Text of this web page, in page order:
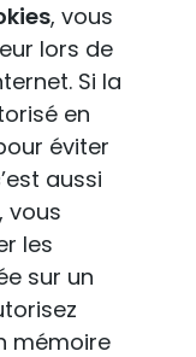
, vous
lors de
Si la
en
éviter
aussi
, vous
les
sur un
mémoire